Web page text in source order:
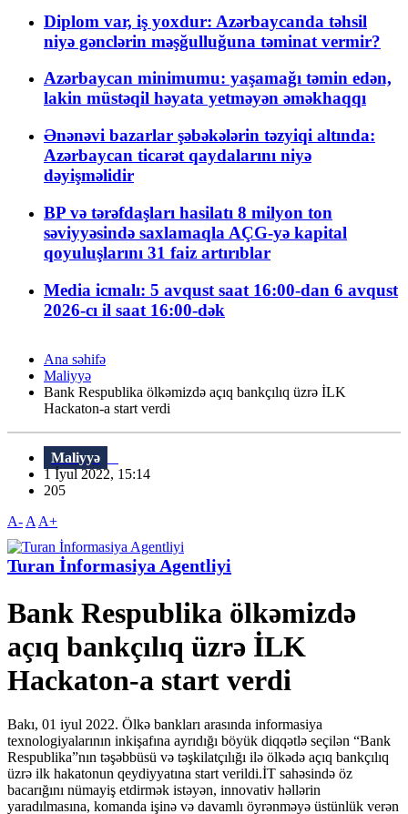
Diplom var, iş yoxdur: Azərbaycanda təhsil
niyə gənclərin məşğulluğuna təminat vermir?
Azərbaycan minimumu: yaşamağı təmin edən,
lakin müstəqil həyata yetməyən əməkhaqqı
Ənənəvi bazarlar şəbəkələrin təzyiqi altında:
Azərbaycan ticarət qaydalarını niyə
dəyişməlidir
BP və tərəfdaşları hasilatı 8 milyon ton
səviyyəsində saxlamaqla AÇG-yə kapital
qoyuluşlarını 31 faiz artırıblar
Media icmalı: 5 avqust saat 16:00-dan 6 avqust
2026-cı il saat 16:00-dək
Ana səhifə
Maliyyə
Bank Respublika ölkəmizdə açıq bankçılıq üzrə İLK
Hackaton-a start verdi
Maliyyə
1 İyul 2022, 15:14
205
A- A A+
Turan İnformasiya Agentliyi
Bank Respublika ölkəmizdə
açıq bankçılıq üzrə İLK
Hackaton-a start verdi
Bakı, 01 iyul 2022. Ölkə bankları arasında informasiya
texnologiyalarının inkişafına ayrıdığı böyük diqqətlə seçilən “Bank
Respublika”nın təşəbbüsü və təşkilatçılığı ilə ölkədə açıq bankçılıq
üzrə ilk hakatonun qeydiyyatına start verildi.İT sahəsində öz
bacarığını nümayiş etdirmək istəyən, innovativ həllərin
yaradılmasına, komanda işinə və davamlı öyrənməyə üstünlük verən